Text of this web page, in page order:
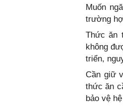
Muốn
trường
Thức ăn
không
triển,
Cần giữ
thức ăn
bảo vệ